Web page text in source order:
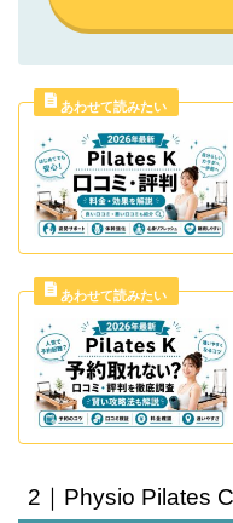
2｜Physio Pilates